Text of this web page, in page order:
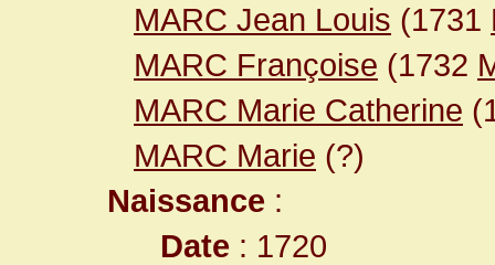
MARC Jean Louis (1731
MARC Françoise (1732
MARC Marie Catherine
MARC Marie (?)
Naissance :
Date : 1720